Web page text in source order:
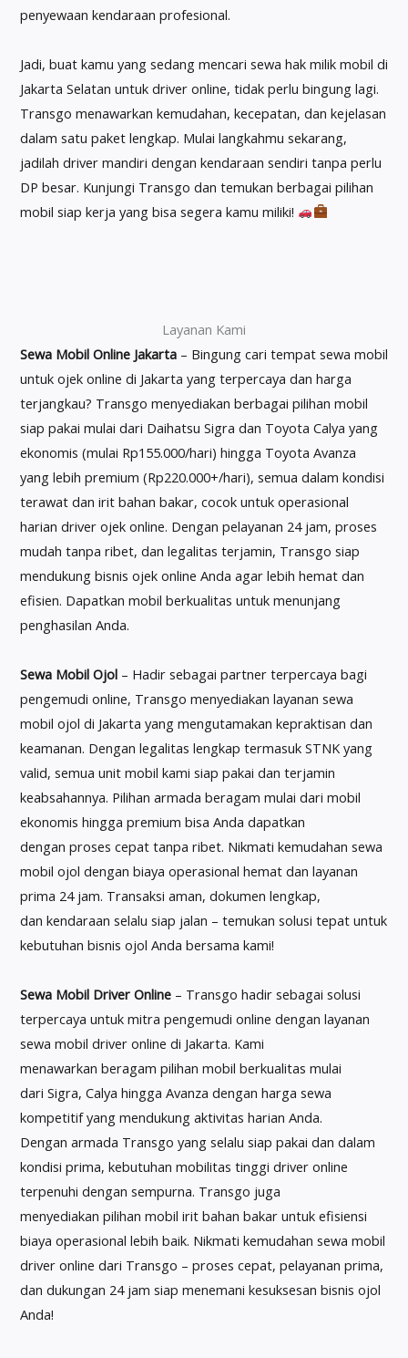
penyewaan kendaraan profesional.
Jadi, buat kamu yang sedang mencari sewa hak milik mobil di
Jakarta Selatan untuk driver online, tidak perlu bingung lagi.
Transgo menawarkan kemudahan, kecepatan, dan kejelasan
dalam satu paket lengkap. Mulai langkahmu sekarang,
jadilah driver mandiri dengan kendaraan sendiri tanpa perlu
DP besar. Kunjungi Transgo dan temukan berbagai pilihan
mobil siap kerja yang bisa segera kamu miliki!
Layanan Kami
Sewa Mobil Online Jakarta– Bingung cari tempat sewa mobil
untuk ojek online di Jakarta yang terpercaya dan harga
terjangkau? Transgo menyediakan berbagai pilihan mobil
siap pakai mulai dari Daihatsu Sigra dan Toyota Calya yang
ekonomis (mulai Rp155.000/hari) hingga Toyota Avanza
yang lebih premium (Rp220.000+/hari), semua dalam kondisi
terawat dan irit bahan bakar, cocok untuk operasional
harian driver ojek online. Dengan pelayanan 24 jam, proses
mudah tanpa ribet, dan legalitas terjamin, Transgo siap
mendukung bisnis ojek online Anda agar lebih hemat dan
efisien. Dapatkan mobil berkualitas untuk menunjang
penghasilan Anda.
Sewa Mobil Ojol– Hadir sebagai partner terpercaya bagi
pengemudi online, Transgo menyediakan layanan sewa
mobil ojol di Jakarta yang mengutamakan kepraktisan dan
keamanan. Dengan legalitas lengkap termasuk STNK yang
valid, semua unit mobil kami siap pakai dan terjamin
keabsahannya. Pilihan armada beragam mulai dari mobil
ekonomis hingga premium bisa Anda dapatkan
dengan proses cepat tanpa ribet. Nikmati kemudahan sewa
mobil ojol dengan biaya operasional hemat dan layanan
prima 24 jam. Transaksi aman, dokumen lengkap,
dan kendaraan selalu siap jalan – temukan solusi tepat untuk
kebutuhan bisnis ojol Anda bersama kami!
Sewa Mobil Driver Online – Transgo hadir sebagai solusi
terpercaya untuk mitra pengemudi online dengan layanan
sewa mobil driver online di Jakarta. Kami
menawarkan beragam pilihan mobil berkualitas mulai
dari Sigra, Calya hingga Avanza dengan harga sewa
kompetitif yang mendukung aktivitas harian Anda.
Dengan armada Transgo yang selalu siap pakai dan dalam
kondisi prima, kebutuhan mobilitas tinggi driver online
terpenuhi dengan sempurna. Transgo juga
menyediakan pilihan mobil irit bahan bakar untuk efisiensi
biaya operasional lebih baik. Nikmati kemudahan sewa mobil
driver online dari Transgo – proses cepat, pelayanan prima,
dan dukungan 24 jam siap menemani kesuksesan bisnis ojol
Anda!